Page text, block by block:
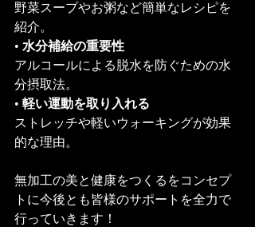
野菜スープやお粥など簡単なレシピを
紹介。
• 水分補給の重要性
アルコールによる脱水を防ぐための水
分摂取法。
• 軽い運動を取り入れる
ストレッチや軽いウォーキングが効果
的な理由。
無加工の美と健康をつくるをコンセプ
トに今後とも皆様のサポートを全力で
行っていきます！